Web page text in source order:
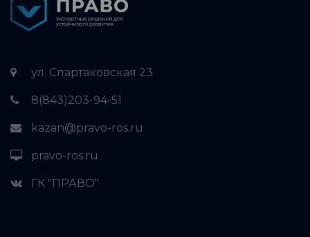
ул. Спартаковская 23
8(843)203-94-51
kazan@pravo-ros.ru
pravo-ros.ru
ГК "ПРАВО"